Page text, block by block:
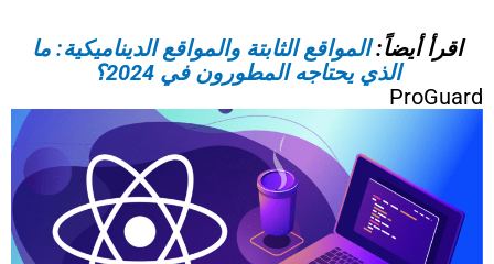
اقرأ أيضاً:المواقع الثابتة والمواقع الديناميكية: ما
الذي يحتاجه المطورون في 2024؟
ProGuard